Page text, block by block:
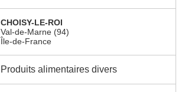
CHOISY-LE-ROI
Val-de-Marne (94)
Île-de-France
Produits alimentaires divers